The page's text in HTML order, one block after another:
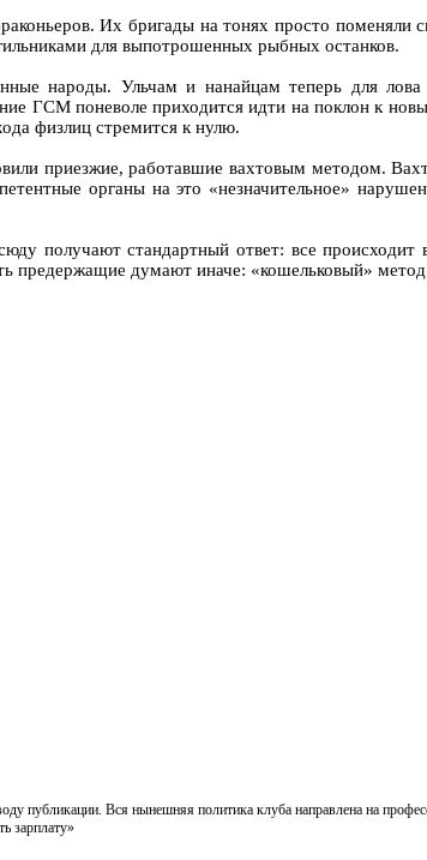
Их бригады на тонях просто
для выпотрошенных рыбных останков.
народы. Ульчам и нанайцам теперь для
ГСМ поневоле приходится идти на поклон к
физлиц стремится к нулю.
приезжие, работавшие вахтовым методом.
органы на это «незначительное»
получают стандартный ответ: все происходит
предержащие думают иначе: «кошельковый»
публикации. Вся нынешняя политика клуба направлена на
зарплату»